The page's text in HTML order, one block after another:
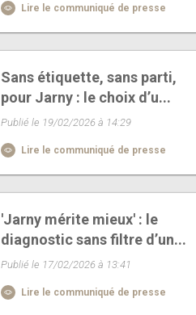
Lire le communiqué de presse
Sans étiquette, sans parti,
pour Jarny : le choix d’u...
Publié le 19/02/2026 à 14:29
Lire le communiqué de presse
'Jarny mérite mieux' : le
diagnostic sans filtre d’un...
Publié le 17/02/2026 à 13:41
Lire le communiqué de presse